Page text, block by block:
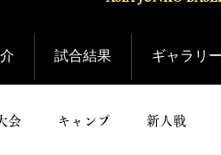
試合結果 ギャラリー
会 キャンプ 新人戦